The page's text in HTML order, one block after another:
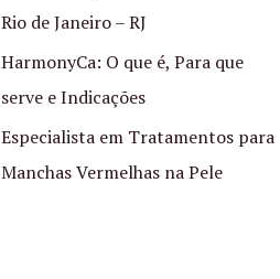
Rio de Janeiro – RJ
HarmonyCa: O que é, Para que
serve e Indicações
Especialista em Tratamentos para
Manchas Vermelhas na Pele